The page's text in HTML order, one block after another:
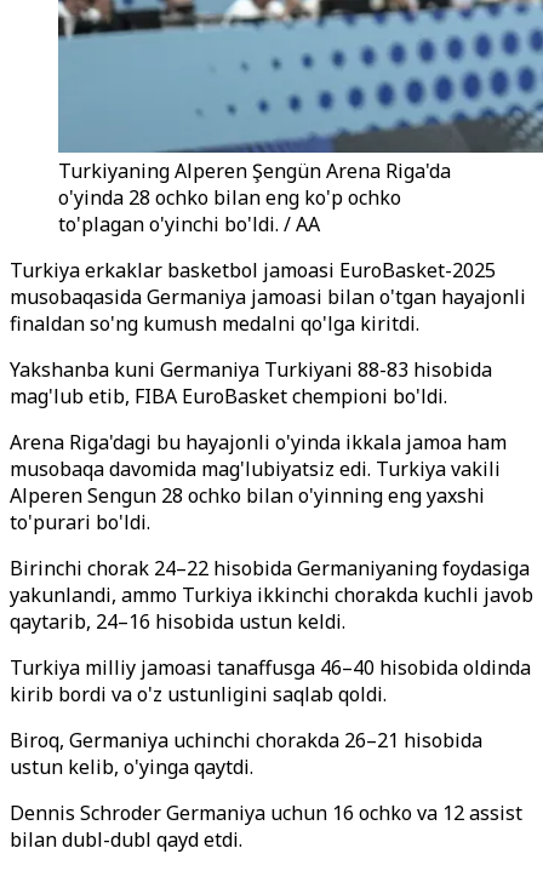
Turkiyaning Alperen Şengün Arena Riga'da
o'yinda 28 ochko bilan eng ko'p ochko
to'plagan o'yinchi bo'ldi. / AA
Turkiya erkaklar basketbol jamoasi EuroBasket-2025
musobaqasida Germaniya jamoasi bilan o'tgan hayajonli
finaldan so'ng kumush medalni qo'lga kiritdi.
Yakshanba kuni Germaniya Turkiyani 88-83 hisobida
mag'lub etib, FIBA EuroBasket chempioni bo'ldi.
Arena Riga'dagi bu hayajonli o'yinda ikkala jamoa ham
musobaqa davomida mag'lubiyatsiz edi. Turkiya vakili
Alperen Sengun 28 ochko bilan o'yinning eng yaxshi
to'purari bo'ldi.
Birinchi chorak 24–22 hisobida Germaniyaning foydasiga
yakunlandi, ammo Turkiya ikkinchi chorakda kuchli javob
qaytarib, 24–16 hisobida ustun keldi.
Turkiya milliy jamoasi tanaffusga 46–40 hisobida oldinda
kirib bordi va o'z ustunligini saqlab qoldi.
Biroq, Germaniya uchinchi chorakda 26–21 hisobida
ustun kelib, o'yinga qaytdi.
Dennis Schroder Germaniya uchun 16 ochko va 12 assist
bilan dubl-dubl qayd etdi.